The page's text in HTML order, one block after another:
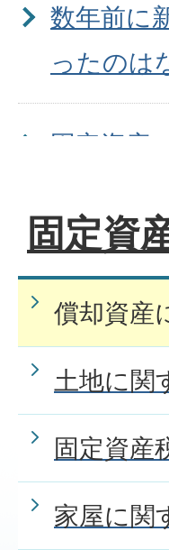
数年前に
ったのは
固定資産
固定資産
ください
固定資
償却資産
土地に関
固定資産
家屋に関